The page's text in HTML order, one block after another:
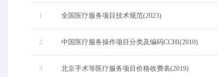
1 全国医疗服务项目技术规范(2023)
2 中国医疗服务操作项目分类及编码CCHI(2010)
3 北京手术等医疗服务项目价格收费表(2019)